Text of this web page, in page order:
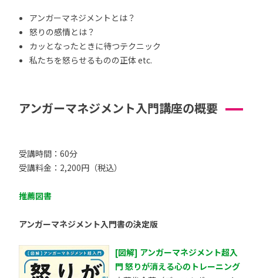
アンガーマネジメントとは？
怒りの感情とは？
カッとなったときに待つテクニック
私たちを怒らせるものの正体 etc.
アンガーマネジメント入門講座の概要
受講時間：60分
受講料金：2,200円（税込）
推薦図書
アンガーマネジメント入門書の決定版
[図解] アンガーマネジメント超入
門 怒りが消える心のトレーニング